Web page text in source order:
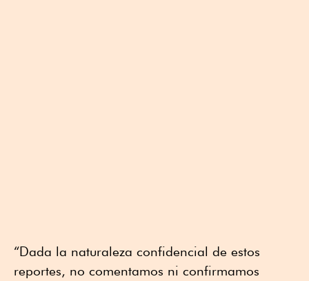
“Dada la naturaleza confidencial de estos
reportes, no comentamos ni confirmamos